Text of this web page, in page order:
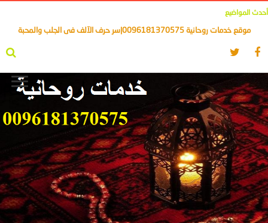
أحدث المواضيع
موقع خدمات روحانية 0096181370575|سر حرف الآلف فى الجلب والمحبة